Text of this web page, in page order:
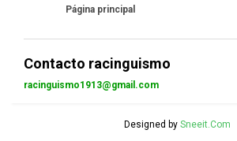
Página principal
Contacto racinguismo
racinguismo1913@gmail.com
Designed by Sneeit.Com